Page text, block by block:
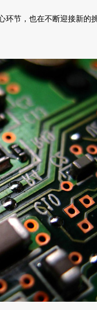
心环节，也在不断迎接新